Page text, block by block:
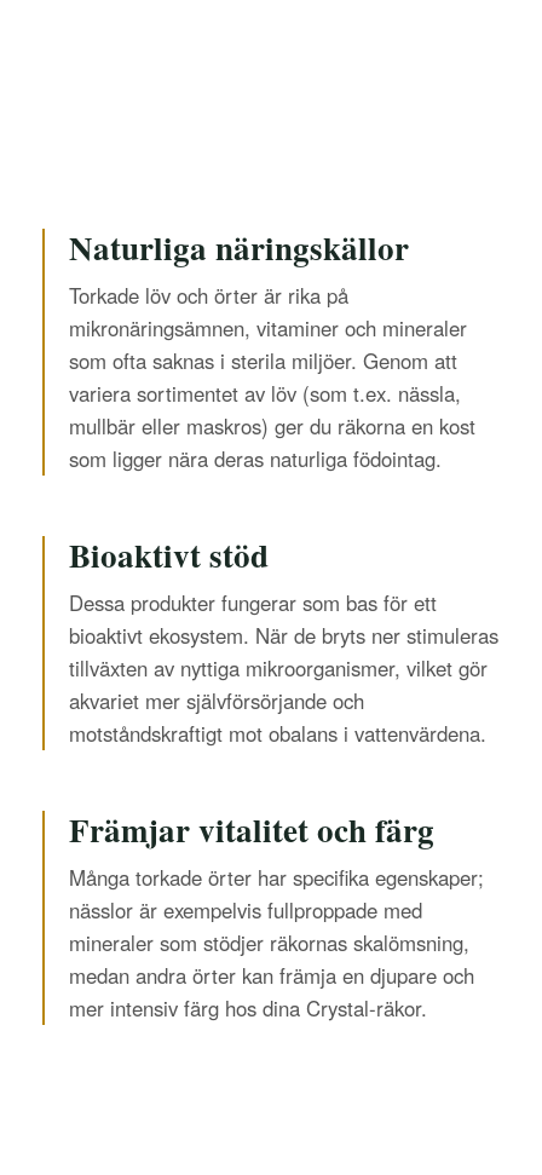
Naturliga näringskällor
Torkade löv och örter är rika på
mikronäringsämnen, vitaminer och mineraler
som ofta saknas i sterila miljöer. Genom att
variera sortimentet av löv (som t.ex. nässla,
mullbär eller maskros) ger du räkorna en kost
som ligger nära deras naturliga födointag.
Bioaktivt stöd
Dessa produkter fungerar som bas för ett
bioaktivt ekosystem. När de bryts ner stimuleras
tillväxten av nyttiga mikroorganismer, vilket gör
akvariet mer självförsörjande och
motståndskraftigt mot obalans i vattenvärdena.
Främjar vitalitet och färg
Många torkade örter har specifika egenskaper;
nässlor är exempelvis fullproppade med
mineraler som stödjer räkornas skalömsning,
medan andra örter kan främja en djupare och
mer intensiv färg hos dina Crystal-räkor.